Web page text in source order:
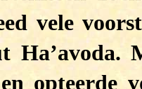
vele
Ha’avoda.
opteerde